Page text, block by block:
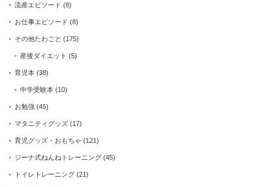
流産エピソード (8)
お仕事エピソード (8)
その他たわごと (175)
産後ダイエット (5)
育児本 (38)
中学受験本 (10)
お勉強 (45)
マタニティグッズ (17)
育児グッズ・おもちゃ (121)
ジーナ式ねんねトレーニング (45)
トイレトレーニング (21)